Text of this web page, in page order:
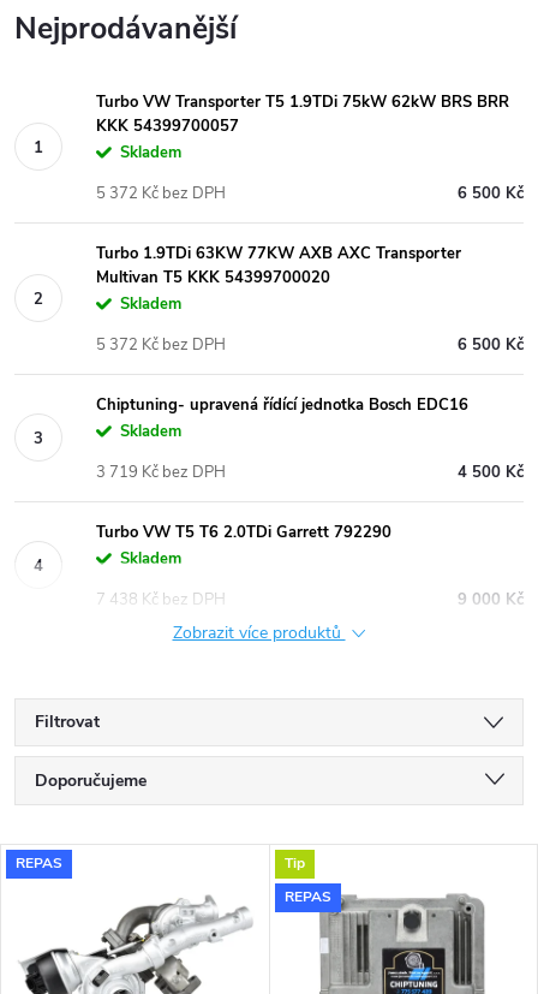
Nejprodávanější
Turbo VW Transporter T5 1.9TDi 75kW 62kW BRS BRR
KKK 54399700057
Skladem
6 500 Kč
5 372 Kč bez DPH
Turbo 1.9TDi 63KW 77KW AXB AXC Transporter
Multivan T5 KKK 54399700020
Skladem
6 500 Kč
5 372 Kč bez DPH
Chiptuning- upravená řídící jednotka Bosch EDC16
Skladem
4 500 Kč
3 719 Kč bez DPH
Turbo VW T5 T6 2.0TDi Garrett 792290
Skladem
9 000 Kč
7 438 Kč bez DPH
Zobrazit více produktů
Filtrovat
Ř
a
e
Doporučujeme
Nejdražší
Nejprodávanější
Abecedně
V
REPAS
Tip
REPAS